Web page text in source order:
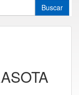
Buscar